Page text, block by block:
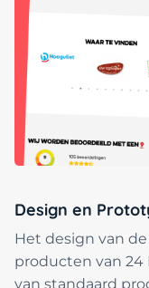
Design en
Het design van
producten van 24
van standaard